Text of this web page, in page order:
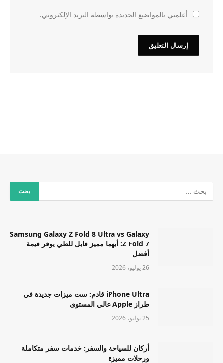
أعلمني بالمواضيع الجديدة بواسطة البريد الإلكتروني.
Samsung Galaxy Z Fold 8 Ultra vs Galaxy
Z Fold 7: أيهما مميز قابل للطي يوفر قيمة
أفضل
26 يوليو، 2026
iPhone Ultra قادم: ست ميزات جديدة في
طراز Apple عالي المستوى
25 يوليو، 2026
أركان للسياحة والسفر: خدمات سفر متكاملة
ورحلات مميزة